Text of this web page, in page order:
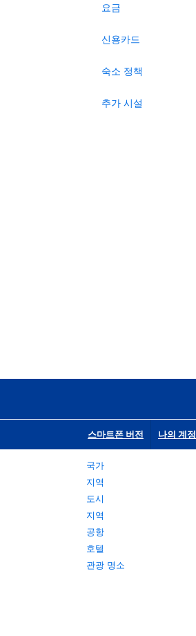
요금
신용카드
숙소 정책
추가 시설
스마트폰 버전 나의 계정
국가
지역
도시
지역
공항
호텔
관광 명소